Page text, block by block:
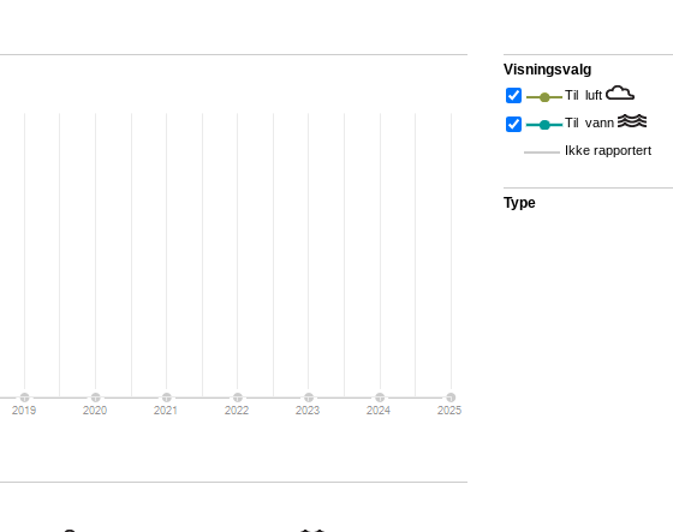
Visningsvalg
Til luft
Til vann
Ikke rapportert
Type